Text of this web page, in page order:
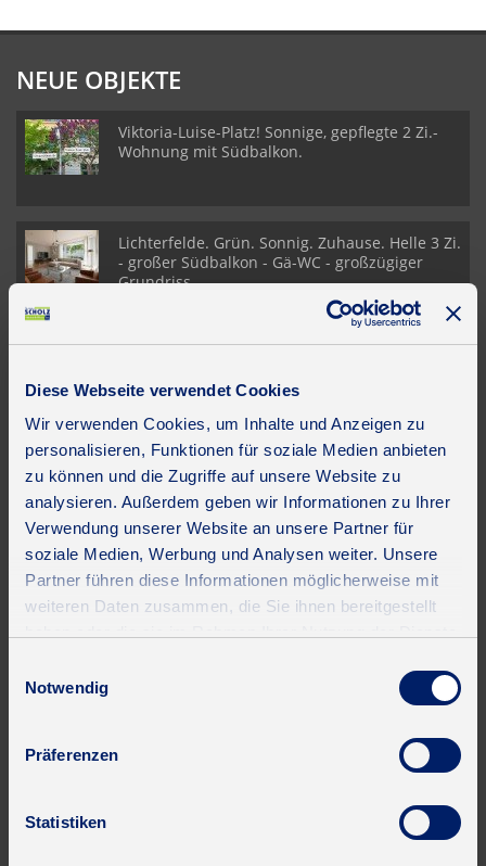
Diese Webseite verwendet Cookies
Wir verwenden Cookies, um Inhalte und Anzeigen zu
personalisieren, Funktionen für soziale Medien anbieten
zu können und die Zugriffe auf unsere Website zu
analysieren. Außerdem geben wir Informationen zu Ihrer
Verwendung unserer Website an unsere Partner für
soziale Medien, Werbung und Analysen weiter. Unsere
Partner führen diese Informationen möglicherweise mit
weiteren Daten zusammen, die Sie ihnen bereitgestellt
Notwendig
Präferenzen
Statistiken
NEUE OBJEKTE
Viktoria-Luise-Platz! Sonnige, gepflegte 2 Zi.-
Wohnung mit Südbalkon.
Lichterfelde. Grün. Sonnig. Zuhause. Helle 3 Zi.
- großer Südbalkon - Gä-WC - großzügiger
Grundriss
Grünblick
UNSERE PARTNER & AUSZEICHNUNGEN